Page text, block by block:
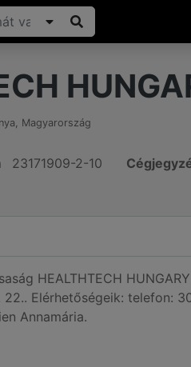
, Magyarország
23171909-2-10
HEALTHTECH
22.. Elérhetőségeik: telefon:
Annamária.